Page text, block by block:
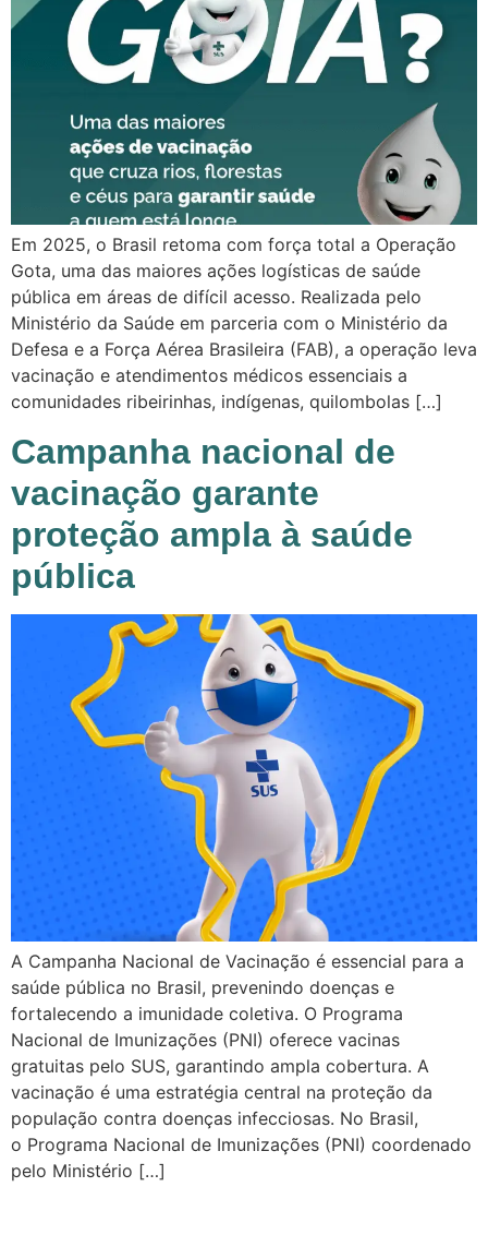
Em 2025, o Brasil retoma com força total a Operação
Gota, uma das maiores ações logísticas de saúde
pública em áreas de difícil acesso. Realizada pelo
Ministério da Saúde em parceria com o Ministério da
Defesa e a Força Aérea Brasileira (FAB), a operação leva
vacinação e atendimentos médicos essenciais a
comunidades ribeirinhas, indígenas, quilombolas […]
Campanha nacional de
vacinação garante
proteção ampla à saúde
pública
A Campanha Nacional de Vacinação é essencial para a
saúde pública no Brasil, prevenindo doenças e
fortalecendo a imunidade coletiva. O Programa
Nacional de Imunizações (PNI) oferece vacinas
gratuitas pelo SUS, garantindo ampla cobertura. A
vacinação é uma estratégia central na proteção da
população contra doenças infecciosas. No Brasil,
o Programa Nacional de Imunizações (PNI) coordenado
pelo Ministério […]